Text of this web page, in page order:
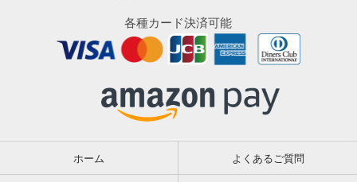
各種カード決済可能
ホーム よくあるご質問